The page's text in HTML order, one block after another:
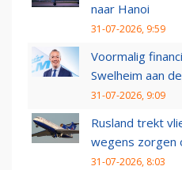
naar Hanoi
31-07-2026, 9:59
Voormalig
Swelheim aan
31-07-2026, 9:09
Rusland trekt
wegens zorgen
31-07-2026, 8:03